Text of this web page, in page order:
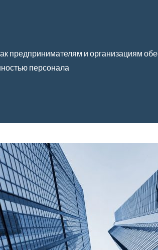
предпринимателям и организациям
персонала